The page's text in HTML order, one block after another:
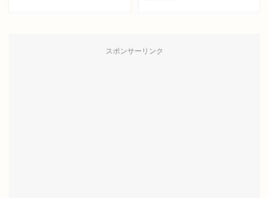
スポンサーリンク